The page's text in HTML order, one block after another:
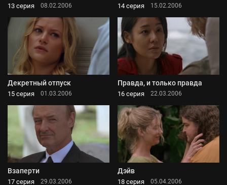
13 серия 08.02.2006 14 серия 15.02.2006
Декретный отпуск
15 серия 01.03.2006
Правда, и только правда
16 серия 22.03.2006
Взаперти
17 серия 29.03.2006
Дэйв
18 серия 05.04.2006